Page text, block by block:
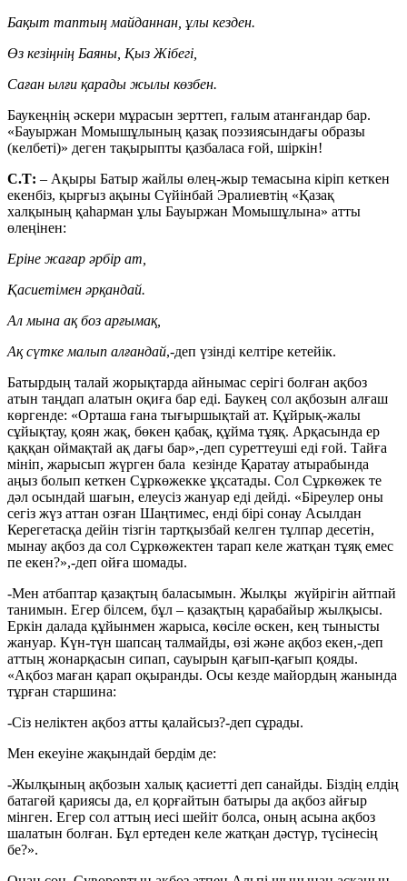
Бақыт таптың майданнан, ұлы кезден.
Өз кезіңнің Баяны, Қыз Жібегі,
Саған ылғи қарады жылы көзбен.
Баукеңнің әскери мұрасын зерттеп, ғалым атанғандар бар.
«Бауыржан Момышұлының қазақ поэзиясындағы образы
(келбеті)» деген тақырыпты қазбаласа ғой, шіркін!
С.Т: – Ақыры Батыр жайлы өлең-жыр темасына кіріп кеткен
екенбіз, қырғыз ақыны Сүйінбай Эралиевтің «Қазақ
халқының қаһарман ұлы Бауыржан Момышұлына» атты
өлеңінен:
Еріне жағар әрбір ат,
Қасиетімен әрқандай.
Ал мына ақ боз арғымақ,
Ақ сүтке малып алғандай,-деп үзінді келтіре кетейік.
Батырдың талай жорықтарда айнымас серігі болған ақбоз
атын таңдап алатын оқиға бар еді. Баукең сол ақбозын алғаш
көргенде: «Орташа ғана тығыршықтай ат. Құйрық-жалы
сұйықтау, қоян жақ, бөкен қабақ, құйма тұяқ. Арқасында ер
қаққан оймақтай ақ дағы бар»,-деп суреттеуші еді ғой. Тайға
мініп, жарысып жүрген бала кезінде Қаратау атырабында
аңыз болып кеткен Сұркөжекке ұқсатады. Сол Сұркөжек те
дәл осындай шағын, елеусіз жануар еді дейді. «Біреулер оны
сегіз жүз аттан озған Шаңтимес, енді бірі сонау Асылдан
Керегетасқа дейін тізгін тартқызбай келген тұлпар десетін,
мынау ақбоз да сол Сұркөжектен тарап келе жатқан тұяқ емес
пе екен?»,-деп ойға шомады.
-Мен атбаптар қазақтың баласымын. Жылқы жүйрігін айтпай
танимын. Егер білсем, бұл – қазақтың қарабайыр жылқысы.
Еркін далада құйынмен жарыса, көсіле өскен, кең тынысты
жануар. Күн-түн шапсаң талмайды, өзі және ақбоз екен,-деп
аттың жонарқасын сипап, сауырын қағып-қағып қояды.
«Ақбоз маған қарап оқыранды. Осы кезде майордың жанында
тұрған старшина:
-Сіз неліктен ақбоз атты қалайсыз?-деп сұрады.
Мен екеуіне жақындай бердім де:
-Жылқының ақбозын халық қасиетті деп санайды. Біздің елдің
батагөй қариясы да, ел қорғайтын батыры да ақбоз айғыр
мінген. Егер сол аттың иесі шейіт болса, оның асына ақбоз
шалатын болған. Бұл ертеден келе жатқан дәстүр, түсінесің
бе?».